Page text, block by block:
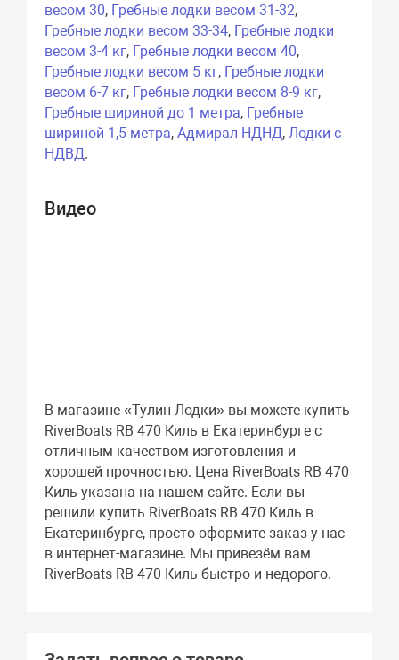
весом 30, Гребные лодки весом 31-32,
Гребные лодки весом 33-34, Гребные лодки
весом 3-4 кг, Гребные лодки весом 40,
Гребные лодки весом 5 кг, Гребные лодки
весом 6-7 кг, Гребные лодки весом 8-9 кг,
Гребные шириной до 1 метра, Гребные
шириной 1,5 метра,Адмирал НДНД,Лодки с
НДВД.
Видео
В магазине «Тулин Лодки» вы можете купить
RiverBoats RB 470 Киль в Екатеринбурге с
отличным качеством изготовления и
хорошей прочностью. Цена RiverBoats RB 470
Киль указана на нашем сайте. Если вы
решили купить RiverBoats RB 470 Киль в
Екатеринбурге, просто оформите заказ у нас
в интернет-магазине. Мы привезём вам
RiverBoats RB 470 Киль быстро и недорого.